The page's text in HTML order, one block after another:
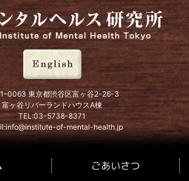
ス研究所
0063 東京都渋谷区富ヶ谷2-26-3
富ヶ谷リバーランドハウスA棟
TEL:03-5738-8371
of-mental-health.jp
ごあいさつ